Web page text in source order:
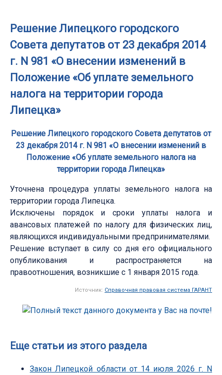
Решение Липецкого городского
Совета депутатов от 23 декабря 2014
г. N 981 «О внесении изменений в
Положение «Об уплате земельного
налога на территории города
Липецка»
Решение Липецкого городского Совета депутатов от
23 декабря 2014 г. N 981 «О внесении изменений в
Положение «Об уплате земельного налога на
территории города Липецка»
Уточнена процедура уплаты земельного налога на
территории города Липецка.
Исключены порядок и сроки уплаты налога и
авансовых платежей по налогу для физических лиц,
являющихся индивидуальными предпринимателями.
Решение вступает в силу со дня его официального
опубликования и распространяется на
правоотношения, возникшие с 1 января 2015 года.
Источник: Справочная правовая система ГАРАНТ
Еще статьи из этого раздела
Закон Липецкой области от 14 июля 2026 г. N